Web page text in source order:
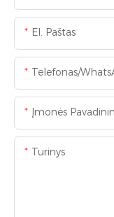
El. Paštas
Telefonas/
Įmonės
Turinys